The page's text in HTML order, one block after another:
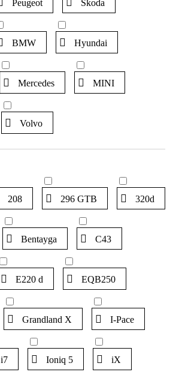
Peugeot Skoda
BMW Hyundai
Mercedes MINI
Volvo
208 296 GTB 320d
Bentayga C43
E220 d EQB250
Grandland X I-Pace
i7 Ioniq 5 iX